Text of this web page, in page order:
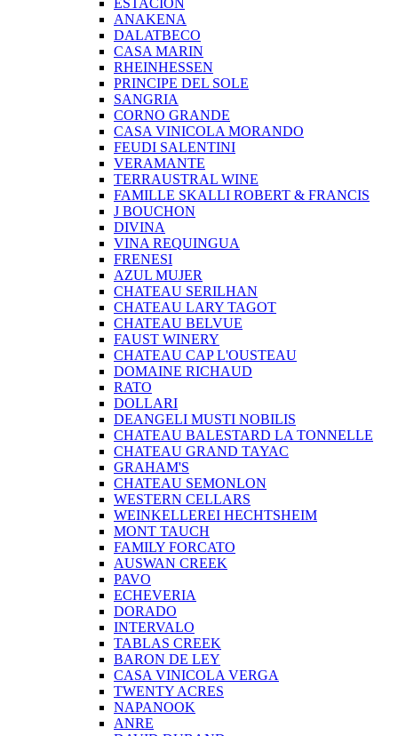
ESTACION
ANAKENA
DALATBECO
CASA MARIN
RHEINHESSEN
PRINCIPE DEL SOLE
SANGRIA
CORNO GRANDE
CASA VINICOLA MORANDO
FEUDI SALENTINI
VERAMANTE
TERRAUSTRAL WINE
FAMILLE SKALLI ROBERT & FRANCIS
J BOUCHON
DIVINA
VINA REQUINGUA
FRENESI
AZUL MUJER
CHATEAU SERILHAN
CHATEAU LARY TAGOT
CHATEAU BELVUE
FAUST WINERY
CHATEAU CAP L'OUSTEAU
DOMAINE RICHAUD
RATO
DOLLARI
DEANGELI MUSTI NOBILIS
CHATEAU BALESTARD LA TONNELLE
CHATEAU GRAND TAYAC
GRAHAM'S
CHATEAU SEMONLON
WESTERN CELLARS
WEINKELLEREI HECHTSHEIM
MONT TAUCH
FAMILY FORCATO
AUSWAN CREEK
PAVO
ECHEVERIA
DORADO
INTERVALO
TABLAS CREEK
BARON DE LEY
CASA VINICOLA VERGA
TWENTY ACRES
NAPANOOK
ANRE